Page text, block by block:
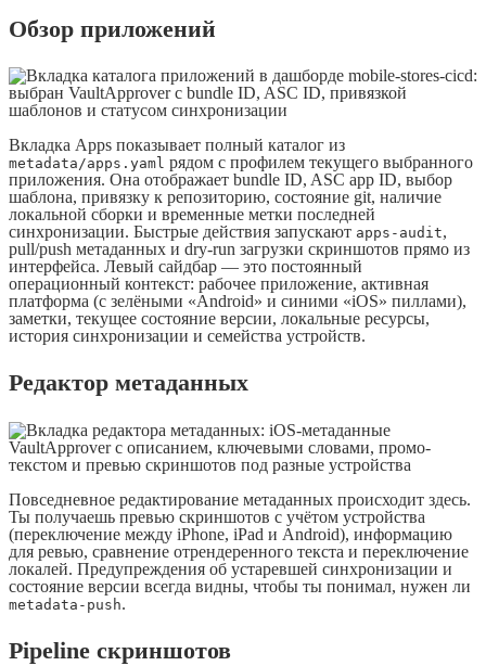
Обзор приложений
Вкладка Apps показывает полный каталог из
metadata/apps.yaml рядом с профилем текущего выбранного
приложения. Она отображает bundle ID, ASC app ID, выбор
шаблона, привязку к репозиторию, состояние git, наличие
локальной сборки и временные метки последней
синхронизации. Быстрые действия запускают apps-audit,
pull/push метаданных и dry-run загрузки скриншотов прямо из
интерфейса. Левый сайдбар — это постоянный
операционный контекст: рабочее приложение, активная
платформа (с зелёными «Android» и синими «iOS» пиллами),
заметки, текущее состояние версии, локальные ресурсы,
история синхронизации и семейства устройств.
Редактор метаданных
Повседневное редактирование метаданных происходит здесь.
Ты получаешь превью скриншотов с учётом устройства
(переключение между iPhone, iPad и Android), информацию
для ревью, сравнение отрендеренного текста и переключение
локалей. Предупреждения об устаревшей синхронизации и
состояние версии всегда видны, чтобы ты понимал, нужен ли
metadata-push.
Pipeline скриншотов